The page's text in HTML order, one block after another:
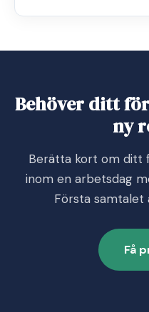
Behöver ditt
ny
Berätta kort om ditt
inom en arbetsdag
Första samtalet
Få